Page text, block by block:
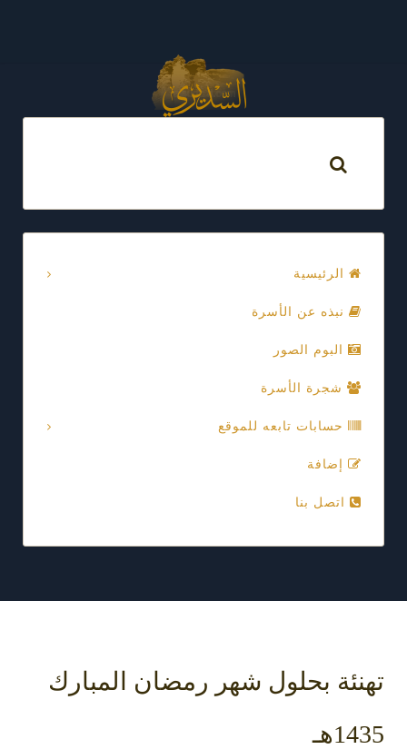
الرئيسية
نبذه عن الأسرة
البوم الصور
شجرة الأسرة
حسابات تابعه للموقع
إضافة
اتصل بنا
تهنئة بحلول شهر رمضان المبارك
1435هـ